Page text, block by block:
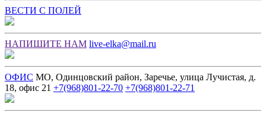
ВЕСТИ С ПОЛЕЙ
НАПИШИТЕ НАМ live-elka@mail.ru
ОФИС МО, Одинцовский район, Заречье, улица Лучистая, д.
18, офис 21 +7(968)801-22-70 +7(968)801-22-71